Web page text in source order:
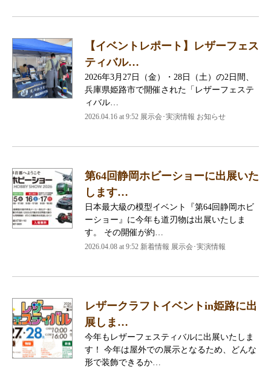
【イベントレポート】レザーフェス
ティバル…
2026年3月27日（金）・28日（土）の2日間、
兵庫県姫路市で開催された「レザーフェステ
ィバル…
2026.04.16 at 9:52 展示会･実演情報 お知らせ
第64回静岡ホビーショーに出展いた
します…
日本最大級の模型イベント『第64回静岡ホビ
ーショー』に今年も道刃物は出展いたしま
す。 その開催が約…
2026.04.08 at 9:52 新着情報 展示会･実演情報
レザークラフトイベントin姫路に出
展しま…
今年もレザーフェスティバルに出展いたしま
す！ 今年は屋外での展示となるため、どんな
形で装飾できるか…